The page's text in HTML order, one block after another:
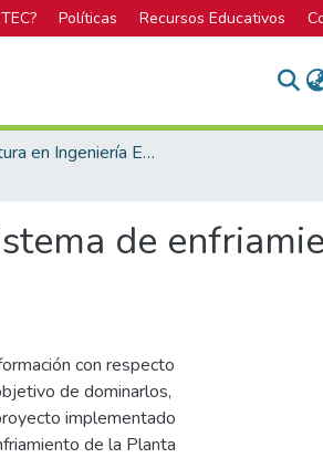
Políticas Recursos Educativos
Licenciatura en Ingeniería Electrónica
de
con respecto
de dominarlos,
implementado
de la Planta